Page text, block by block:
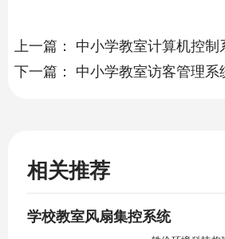
上一篇： 中小学教室计算机控制
下一篇： 中小学教室访客管理系
相关推荐
学校教室风扇集控系统